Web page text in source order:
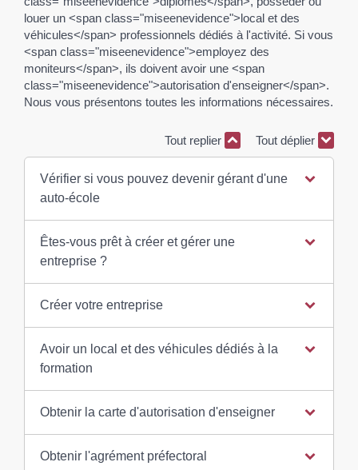
louer un <span class="miseenevidence">local et des
véhicules</span> professionnels dédiés à l'activité. Si vous
<span class="miseenevidence">employez des
moniteurs</span>, ils doivent avoir une <span
class="miseenevidence">autorisation d'enseigner</span>.
Nous vous présentons toutes les informations nécessaires.
Tout replier Tout déplier
Vérifier si vous pouvez devenir gérant d'une
auto-école
Êtes-vous prêt à créer et gérer une
entreprise ?
Créer votre entreprise
Avoir un local et des véhicules dédiés à la
formation
Obtenir la carte d'autorisation d'enseigner
Obtenir l'agrément préfectoral